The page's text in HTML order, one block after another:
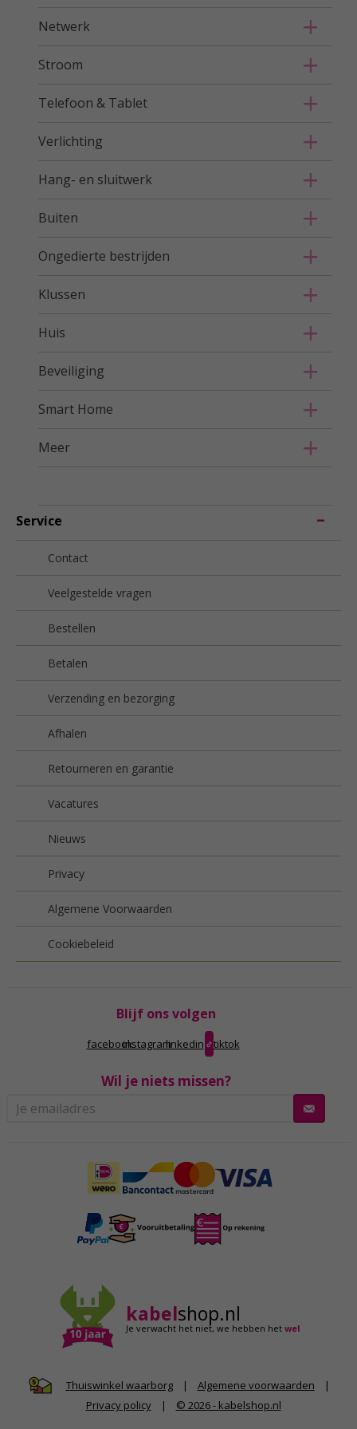
Netwerk
Stroom
Telefoon & Tablet
Verlichting
Hang- en sluitwerk
Buiten
Ongedierte bestrijden
Klussen
Huis
Beveiliging
Smart Home
Meer
Service
Contact
Veelgestelde vragen
Bestellen
Betalen
Verzending en bezorging
Afhalen
Retourneren en garantie
Vacatures
Nieuws
Privacy
Algemene Voorwaarden
Cookiebeleid
Blijf ons volgen
facebookinstagramlinkedin tiktok
Wil je niets missen?
kabelshop.nl
Je verwacht het niet,we hebben hetwel
Thuiswinkel waarborg | Algemene voorwaarden
|
Privacy policy
| © 2026 - kabelshop.nl